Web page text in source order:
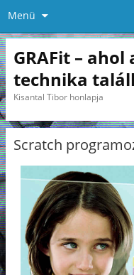
Menü
GRAFit –
technika
Kisantal Tibor honlapja
Scratch